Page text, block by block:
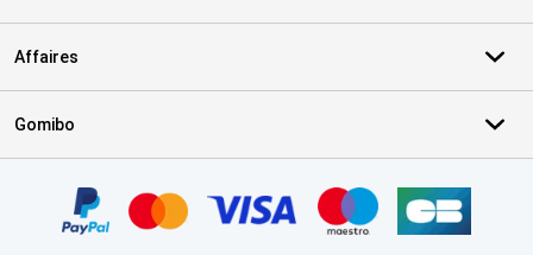
Affaires
Gomibo